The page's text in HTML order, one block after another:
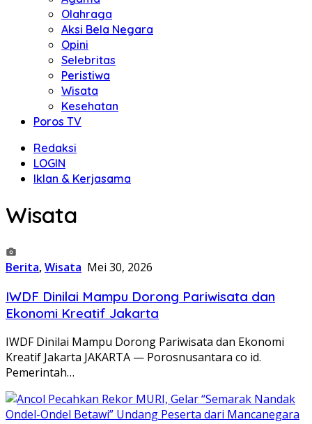
Olahraga
Aksi Bela Negara
Opini
Selebritas
Peristiwa
Wisata
Kesehatan
Poros TV
Redaksi
LOGIN
Iklan & Kerjasama
Wisata
Berita,Wisata Mei 30, 2026
IWDF Dinilai Mampu Dorong Pariwisata dan
Ekonomi Kreatif Jakarta
IWDF Dinilai Mampu Dorong Pariwisata dan Ekonomi
Kreatif Jakarta JAKARTA — Porosnusantara co id.
Pemerintah…